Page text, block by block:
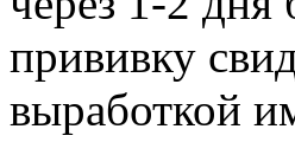
прививку
выработкой